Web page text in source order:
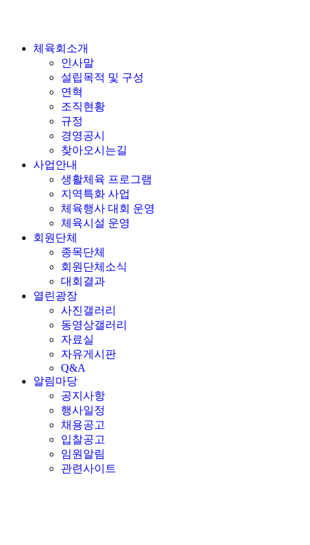
체육회소개
인사말
설립목적 및 구성
연혁
조직현황
규정
경영공시
찾아오시는길
사업안내
생활체육 프로그램
지역특화 사업
체육행사 대회 운영
체육시설 운영
회원단체
종목단체
회원단체소식
대회결과
열린광장
사진갤러리
동영상갤러리
자료실
자유게시판
Q&A
알림마당
공지사항
행사일정
채용공고
입찰공고
임원알림
관련사이트